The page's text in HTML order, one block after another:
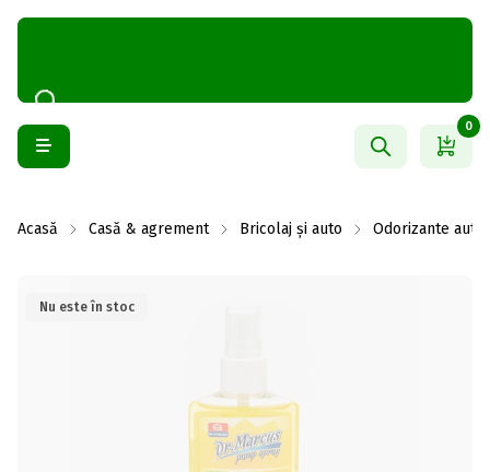
0
Acasă Casă & agrement Bricolaj și auto Odorizante auto
Nu este în stoc